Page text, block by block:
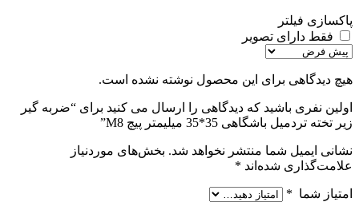
پاکسازی فیلتر
فقط دارای تصویر
هیچ دیدگاهی برای این محصول نوشته نشده است.
اولین نفری باشید که دیدگاهی را ارسال می کنید برای “ضربه گیر
زیر تخته تردمیل باشگاهی 35*35 میلیمتر پیچ M8”
نشانی ایمیل شما منتشر نخواهد شد. بخش‌های موردنیاز
علامت‌گذاری شده‌اند *
امتیاز شما *